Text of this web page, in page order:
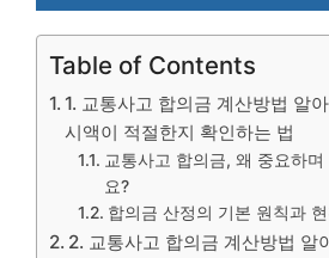
Table of Contents
1. 교통사고 합의금 계산방법 알
시액이 적절한지 확인하는 법
교통사고 합의금, 왜 중요하
요?
합의금 산정의 기본 원칙과
2. 교통사고 합의금 계산방법 알